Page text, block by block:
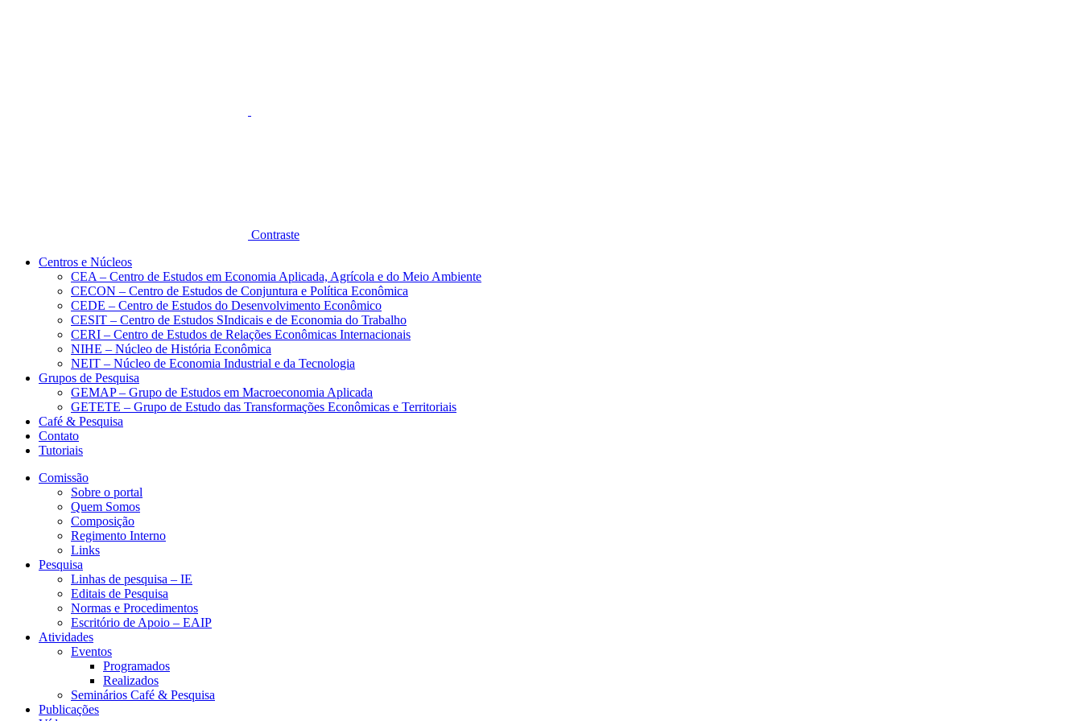
Contraste
Centros e Núcleos
CEA – Centro de Estudos em Economia Aplicada, Agrícola e do Meio Ambiente
CECON – Centro de Estudos de Conjuntura e Política Econômica
CEDE – Centro de Estudos do Desenvolvimento Econômico
CESIT – Centro de Estudos SIndicais e de Economia do Trabalho
CERI – Centro de Estudos de Relações Econômicas Internacionais
NIHE – Núcleo de História Econômica
NEIT – Núcleo de Economia Industrial e da Tecnologia
Grupos de Pesquisa
GEMAP – Grupo de Estudos em Macroeconomia Aplicada
GETETE – Grupo de Estudo das Transformações Econômicas e Territoriais
Café & Pesquisa
Contato
Tutoriais
Comissão
Sobre o portal
Quem Somos
Composição
Regimento Interno
Links
Pesquisa
Linhas de pesquisa – IE
Editais de Pesquisa
Normas e Procedimentos
Escritório de Apoio – EAIP
Atividades
Eventos
Programados
Realizados
Seminários Café & Pesquisa
Publicações